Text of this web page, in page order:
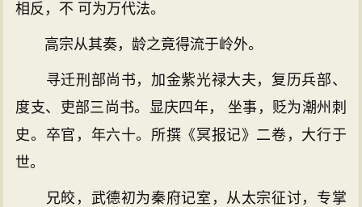
相反，不 可为万代法。
高宗从其奏，龄之竟得流于岭外。
寻迁刑部尚书，加金紫光禄大夫，复历兵部、
度支、吏部三尚书。显庆四年， 坐事，贬为潮州刺
史。卒官，年六十。所撰《冥报记》二卷，大行于
世。
兄皎，武德初为秦府记室，从太宗征讨，专掌